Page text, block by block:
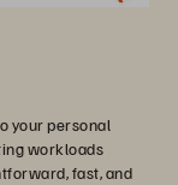
your personal
workloads
fast, and